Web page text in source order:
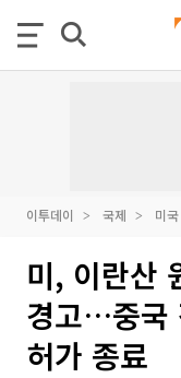
이투데이 국제 미국
미, 이란산
경고…중국
허가 종료